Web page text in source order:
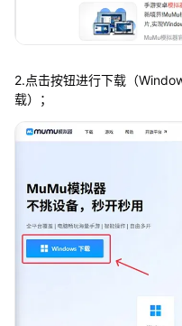
2.点击按钮进行下载（
载）；